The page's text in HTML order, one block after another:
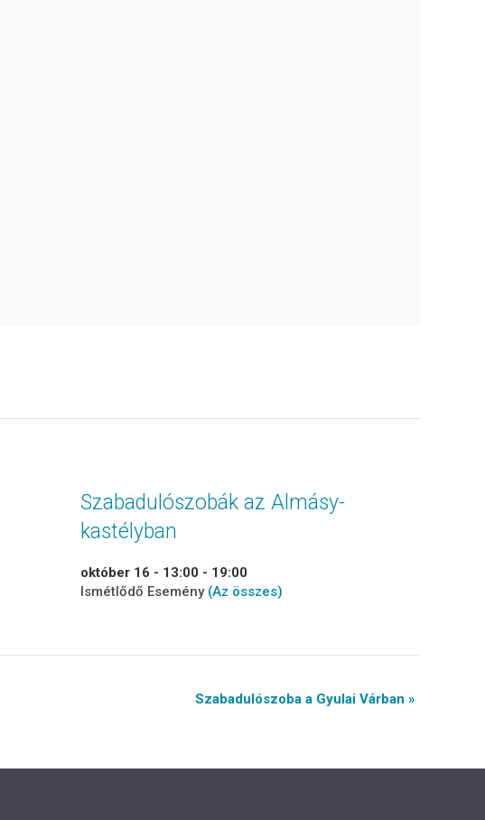
Szabadulószobák az Almásy-
kastélyban
október 16 - 13:00 - 19:00
Ismétlődő Esemény (Az összes)
Szabadulószoba a Gyulai Várban »